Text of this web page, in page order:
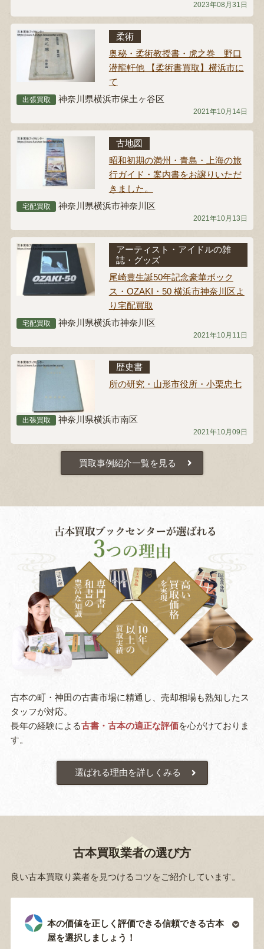
2023年08月31日
柔術
奥秘・柔術教授書・虎之巻 野口
潜龍軒他 【柔術書買取】横浜市に
て
出張買取 神奈川県横浜市保土ヶ谷区
2021年10月14日
古地図
昭和初期の満州・青島・上海の旅
行ガイド・案内書をお譲りいただ
きました。
宅配買取 神奈川県横浜市神奈川区
2021年10月13日
アーティスト・アイドルの雑
誌・グッズ
尾崎豊生誕50年記念豪華ボック
ス・OZAKI・50 横浜市神奈川区よ
り宅配買取
宅配買取 神奈川県横浜市神奈川区
2021年10月11日
歴史書
所の研究・山形市役所・小栗忠七
出張買取 神奈川県横浜市南区
2021年10月09日
買取事例紹介一覧を見る
古本の町・神田の古書市場に精通し、売却相場も熟知したス
タッフが対応。
長年の経験による古書・古本の適正な評価を心がけておりま
す。
選ばれる理由を詳しくみる
古本買取業者の選び方
良い古本買取り業者を見つけるコツをご紹介しています。
本の価値を正しく評価できる信頼できる古本
屋を選択しましょう！